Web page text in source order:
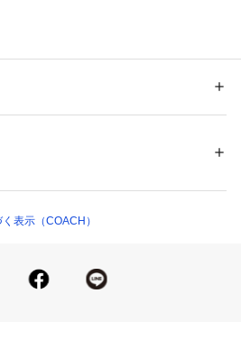
、スムース レザー
、肩から本体までの長さ52cm（肩
）
位置によって個体差があります。
表示（COACH）